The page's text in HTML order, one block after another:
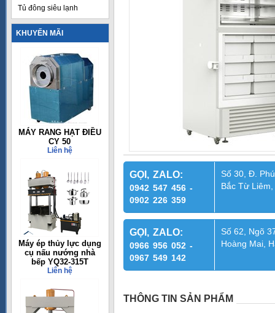
Tủ đông siêu lạnh
KHUYẾN MÃI
MÁY RANG HẠT ĐIỀU
CY 50
Liên hệ
Máy ép thủy lực dụng
cụ nấu nướng nhà
bếp YQ32-315T
Liên hệ
GỌI, ZALO:
0942 547 456 -
0902 226 359
Số 30, Đ.
Bắc Từ
GỌI, ZALO:
0966 956 052 -
0967 549 142
Số 62, Ngõ
Hoàng Mai,
THÔNG TIN SẢN PHẨM